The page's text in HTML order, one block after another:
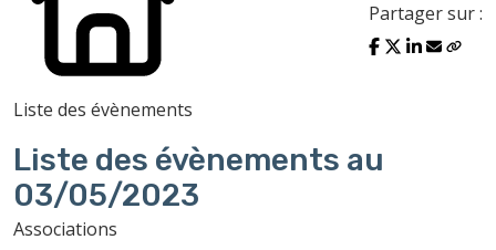
Liste des évènements
Partager sur :
Liste des évènements au
03/05/2023
Associations